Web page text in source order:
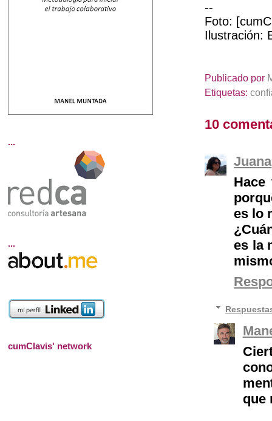
--
Foto:
Ilustración:
Publicado por
Etiquetas:
10
Juana
es lo
es la
que
...
...
cumClavis' network